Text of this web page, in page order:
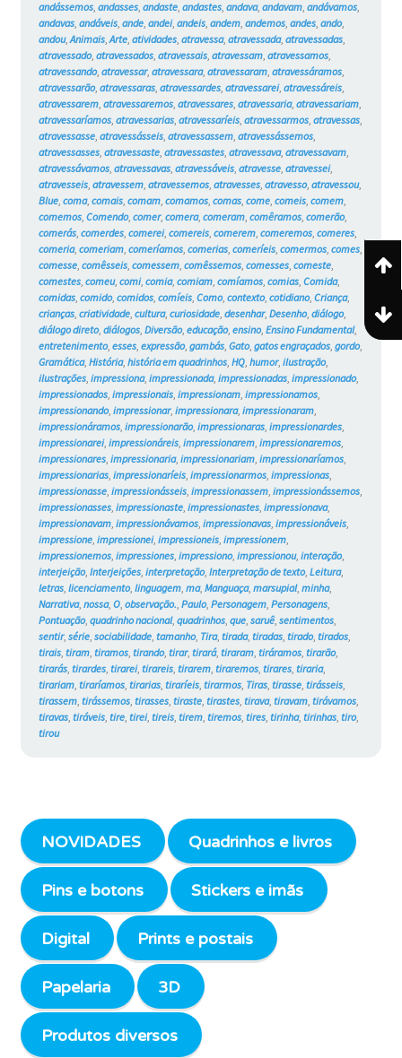
andássemos, andasses, andaste, andastes, andava, andavam, andávamos,
andavas, andáveis, ande, andei, andeis, andem, andemos, andes, ando,
andou, Animais, Arte, atividades, atravessa, atravessada, atravessadas,
atravessado, atravessados, atravessais, atravessam, atravessamos,
atravessando, atravessar, atravessara, atravessaram, atravessáramos,
atravessarão, atravessaras, atravessardes, atravessarei, atravessáreis,
atravessarem, atravessaremos, atravessares, atravessaria, atravessariam,
atravessaríamos, atravessarias, atravessaríeis, atravessarmos, atravessas,
atravessasse, atravessásseis, atravessassem, atravessássemos,
atravessasses, atravessaste, atravessastes, atravessava, atravessavam,
atravessávamos, atravessavas, atravessáveis, atravesse, atravessei,
atravesseis, atravessem, atravessemos, atravesses, atravesso, atravessou,
Blue, coma, comais, comam, comamos, comas, come, comeis, comem,
comemos, Comendo, comer, comera, comeram, comêramos, comerão,
comerás, comerdes, comerei, comereis, comerem, comeremos, comeres,
comeria, comeriam, comeríamos, comerias, comeríeis, comermos, comes,
comesse, comêsseis, comessem, comêssemos, comesses, comeste,
comestes, comeu, comi, comia, comiam, comíamos, comias, Comida,
comidas, comido, comidos, comíeis, Como, contexto, cotidiano, Criança,
crianças, criatividade, cultura, curiosidade, desenhar, Desenho, diálogo,
diálogo direto, diálogos, Diversão, educação, ensino, Ensino Fundamental,
entretenimento, esses, expressão, gambás, Gato, gatos engraçados, gordo,
Gramática, História, história em quadrinhos, HQ, humor, ilustração,
ilustrações, impressiona, impressionada, impressionadas, impressionado,
impressionados, impressionais, impressionam, impressionamos,
impressionando, impressionar, impressionara, impressionaram,
impressionáramos, impressionarão, impressionaras, impressionardes,
impressionarei, impressionáreis, impressionarem, impressionaremos,
impressionares, impressionaria, impressionariam, impressionaríamos,
impressionarias, impressionaríeis, impressionarmos, impressionas,
impressionasse, impressionásseis, impressionassem, impressionássemos,
impressionasses, impressionaste, impressionastes, impressionava,
impressionavam, impressionávamos, impressionavas, impressionáveis,
impressione, impressionei, impressioneis, impressionem,
impressionemos, impressiones, impressiono, impressionou, interação,
interjeição, Interjeições, interpretação, Interpretação de texto, Leitura,
letras, licenciamento, linguagem, ma, Manguaça, marsupial, minha,
Narrativa, nossa, O, observação. Paulo, Personagem, Personagens,
Pontuação, quadrinho nacional, quadrinhos, que, saruê, sentimentos,
sentir, série, sociabilidade, tamanho, Tira, tirada, tiradas, tirado, tirados,
tirais, tiram, tiramos, tirando, tirar, tirará, tiraram, tiráramos, tirarão,
tirarás, tirardes, tirarei, tirareis, tirarem, tiraremos, tirares, tiraria,
tirariam, tiraríamos, tirarias, tiraríeis, tirarmos, Tiras, tirasse, tirásseis,
tirassem, tirássemos, tirasses, tiraste, tirastes, tirava, tiravam, tirávamos,
tiravas, tiráveis, tire, tirei, tireis, tirem, tiremos, tires, tirinha, tirinhas, tiro,
tirou
NOVIDADES Quadrinhos e livros
Pins e botons Stickers e imãs
Digital Prints e postais
Papelaria 3D
Produtos diversos